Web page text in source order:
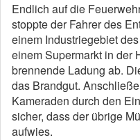
Endlich auf die
stoppte der Fahrer des
einem Industriegebiet
einem Supermarkt in der
brennende Ladung ab.
das Brandgut.
Kameraden durch den
sicher, dass der übrige
aufwies.